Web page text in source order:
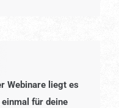
Webinare liegt es
für deine